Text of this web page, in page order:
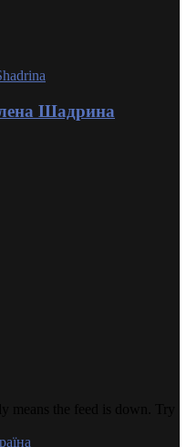
Шадрина